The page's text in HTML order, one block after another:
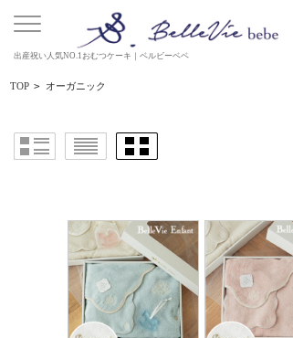
出産祝い人気NO.1おむつケーキ｜ベルビーベベ
TOP > オーガニック